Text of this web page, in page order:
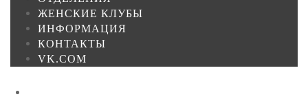
ЖЕНСКИЕ КЛУБЫ
ИНФОРМАЦИЯ
КОНТАКТЫ
VK.COM